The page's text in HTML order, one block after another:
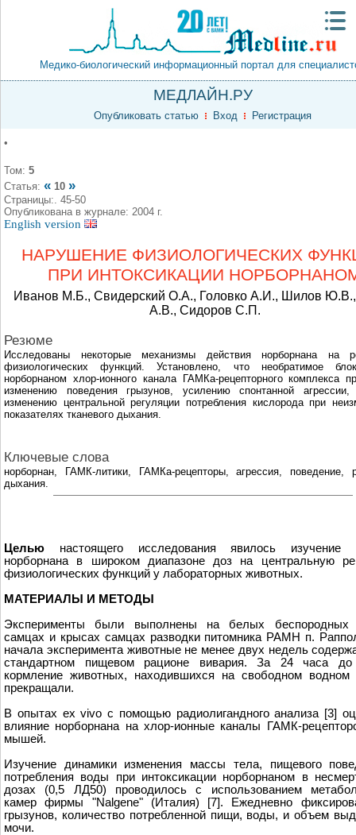
Медико-биологический информационный портал для
МЕДЛАЙН.РУ
Опубликовать статью Вход Регистрация
•
Том: 5
Статья: « 10 »
Страницы:. 45-50
Опубликована в журнале: 2004 г.
English version
НАРУШЕНИЕ ФИЗИОЛОГИЧЕСКИХ
ПРИ ИНТОКСИКАЦИИ
Иванов М.Б., Свидерский О.А., Головко А.И., Шилов
А.В., Сидоров С.П.
Резюме
Исследованы некоторые механизмы действия норборнана на
физиологических функций. Установлено, что необратимое
норборнаном хлор-ионного канала ГАМКа-рецепторного комплекса
изменению поведения грызунов, усилению спонтанной
изменению центральной регуляции потребления кислорода при
показателях тканевого дыхания.
Ключевые слова
норборнан, ГАМК-литики, ГАМКа-рецепторы, агрессия, поведение,
дыхания.
Целью настоящего исследования явилось изучение
норборнана в широком диапазоне доз на центральную
физиологических функций у лабораторных животных.
МАТЕРИАЛЫ И МЕТОДЫ
Эксперименты были выполнены на белых
самцах и крысах самцах разводки питомника РАМН п.
начала эксперимента животные не менее двух недель
стандартном пищевом рационе вивария. За 24 часа до
кормление животных, находившихся на свободном водном
прекращали.
В опытах ex vivo с помощью радиолигандного анализа [3]
влияние норборнана на хлор-ионные каналы ГАМК-
мышей.
Изучение динамики изменения массы тела, пищевого
потребления воды при интоксикации норборнаном в
дозах (0,5 ЛД50) проводилось с использованием
камер фирмы "Nalgene" (Италия) [7]. Ежедневно
грызунов, количество потребленной пищи, воды, и объем
мочи.